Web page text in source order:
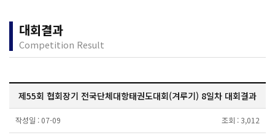
대회결과
Competition Result
제55회 협회장기 전국단체대항태권도대회(겨루기) 8일차 대회결과
작성일 : 07-09 조회 : 3,012